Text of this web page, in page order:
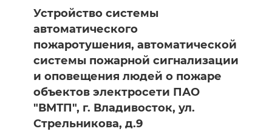
Устройство системы
автоматического
пожаротушения, автоматической
системы пожарной сигнализации
и оповещения людей о пожаре
объектов электросети ПАО
"ВМТП", г. Владивосток, ул.
Стрельникова, д.9